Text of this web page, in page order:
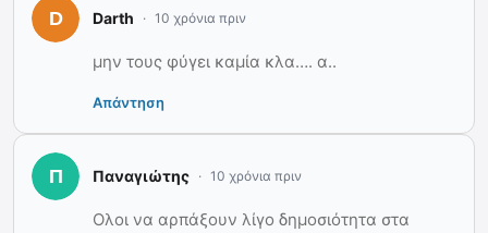
Darth 10 χρόνια πριν
μην τους φύγει καμία κλα…. α..
Απάντηση
Παναγιώτης 10 χρόνια πριν
Ολοι να αρπάξουν λίγο δημοσιότητα στα